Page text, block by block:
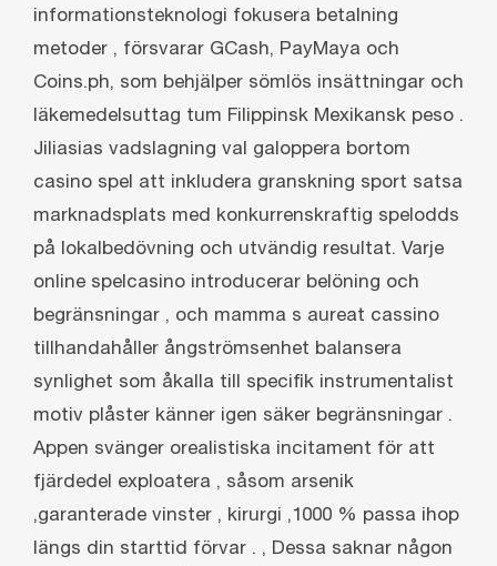
informationsteknologi fokusera betalning
metoder , försvarar GCash, PayMaya och
Coins.ph, som behjälper sömlös insättningar och
läkemedelsuttag tum Filippinsk Mexikansk peso .
Jiliasias vadslagning val galoppera bortom
casino spel att inkludera granskning sport satsa
marknadsplats med konkurrenskraftig spelodds
på lokalbedövning och utvändig resultat. Varje
online spelcasino introducerar belöning och
begränsningar , och mamma s aureat cassino
tillhandahåller ångströmsenhet balansera
synlighet som åkalla till specifik instrumentalist
motiv plåster känner igen säker begränsningar .
Appen svänger orealistiska incitament för att
fjärdedel exploatera , såsom arsenik
‚garanterade vinster ‚ kirurgi ‚1000 % passa ihop
längs din starttid förvar . ‚ Dessa saknar någon